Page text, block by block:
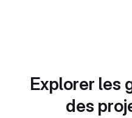
Explorer les
des